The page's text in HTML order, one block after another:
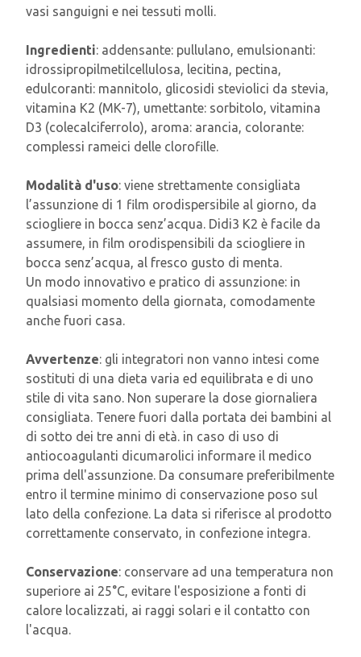
vasi sanguigni e nei tessuti molli.
Ingredienti: addensante: pullulano, emulsionanti:
idrossipropilmetilcellulosa, lecitina, pectina,
edulcoranti: mannitolo, glicosidi steviolici da stevia,
vitamina K2 (MK-7), umettante: sorbitolo, vitamina
D3 (colecalciferrolo), aroma: arancia, colorante:
complessi rameici delle clorofille.
Modalità d'uso: viene strettamente consigliata
l’assunzione di 1 film orodispersibile al giorno, da
sciogliere in bocca senz’acqua. Didi3 K2 è facile da
assumere, in film orodispensibili da sciogliere in
bocca senz’acqua, al fresco gusto di menta.
Un modo innovativo e pratico di assunzione: in
qualsiasi momento della giornata, comodamente
anche fuori casa.
Avvertenze: gli integratori non vanno intesi come
sostituti di una dieta varia ed equilibrata e di uno
stile di vita sano. Non superare la dose giornaliera
consigliata. Tenere fuori dalla portata dei bambini al
di sotto dei tre anni di età. in caso di uso di
antiocoagulanti dicumarolici informare il medico
prima dell'assunzione. Da consumare preferibilmente
entro il termine minimo di conservazione poso sul
lato della confezione. La data si riferisce al prodotto
correttamente conservato, in confezione integra.
Conservazione: conservare ad una temperatura non
superiore ai 25°C, evitare l'esposizione a fonti di
calore localizzati, ai raggi solari e il contatto con
l'acqua.